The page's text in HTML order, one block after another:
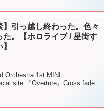
】引っ越し終わった。色々
た。【ホロライブ / 星街す
Orchestra 1st MINI
site 『Overture』Cross fade